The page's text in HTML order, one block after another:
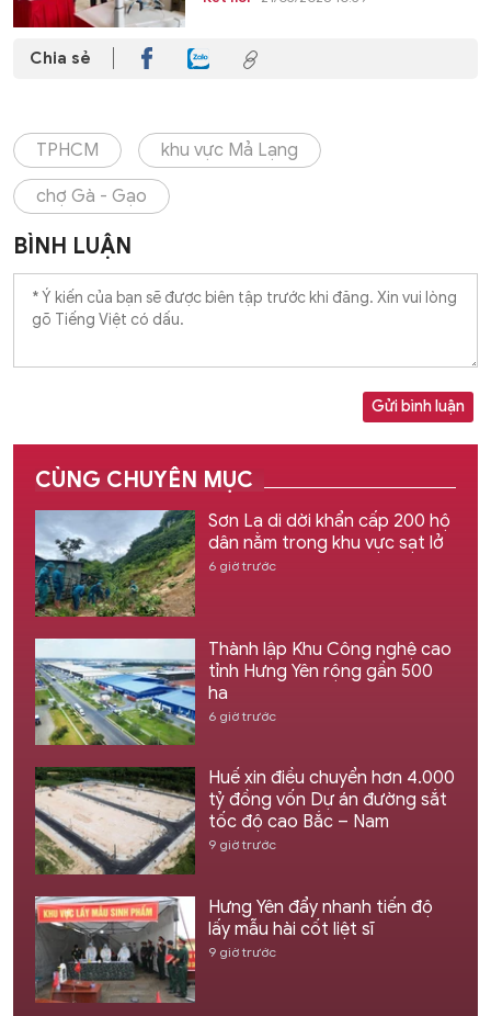
Chia sẻ
TPHCM khu vực Mả Lạng
chợ Gà - Gạo
BÌNH LUẬN
Gửi bình luận
CÙNG CHUYÊN MỤC
Sơn La di dời khẩn cấp 200 hộ
dân nằm trong khu vực sạt lở
6 giờ trước
Thành lập Khu Công nghệ cao
tỉnh Hưng Yên rộng gần 500
ha
6 giờ trước
Huế xin điều chuyển hơn 4.000
tỷ đồng vốn Dự án đường sắt
tốc độ cao Bắc – Nam
9 giờ trước
Hưng Yên đẩy nhanh tiến độ
lấy mẫu hài cốt liệt sĩ
9 giờ trước